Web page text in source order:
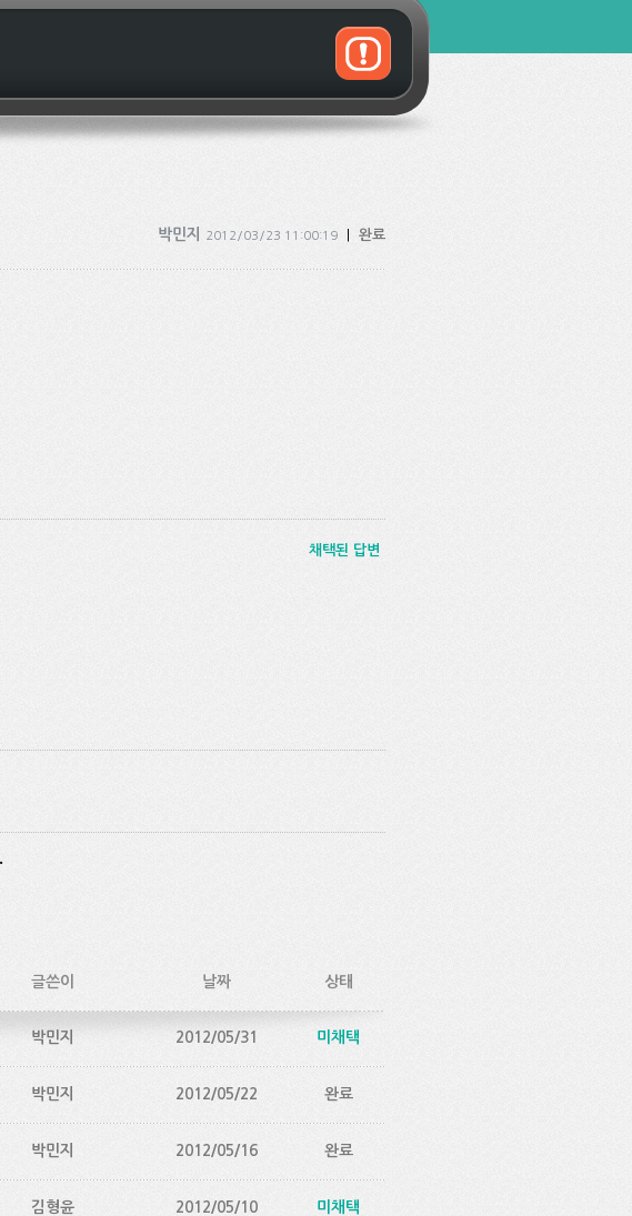
박민지 2012/03/23 11:00:19 완료
채택된 답변
글쓴이 날짜 상태
박민지 2012/05/31 미채택
박민지 2012/05/22 완료
박민지 2012/05/16 완료
김형윤 2012/05/10 미채택